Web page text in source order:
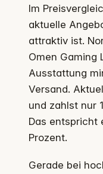
Im
aktuelle
attraktiv ist.
Omen Gaming
Ausstattung
Versand.
und zahlst nur
Das entspricht
Prozent.
Gerade bei